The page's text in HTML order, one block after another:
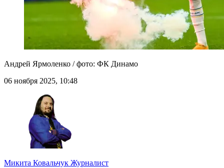
Андрей Ярмоленко / фото: ФК Динамо
06 ноября 2025, 10:48
Микита Ковальчук Журналист